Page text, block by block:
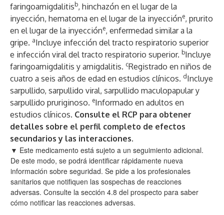
faringoamigdalitisb, hinchazón en el lugar de la
inyección, hematoma en el lugar de la inyeccióne, prurito
en el lugar de la inyeccióne, enfermedad similar a la
gripe. aIncluye infección del tracto respiratorio superior
e infección viral del tracto respiratorio superior. bIncluye
faringoamigdalitis y amigdalitis. cRegistrado en niños de
cuatro a seis años de edad en estudios clínicos. d Incluye
sarpullido, sarpullido viral, sarpullido maculopapular y
sarpullido pruriginoso. eInformado en adultos en
estudios clínicos. Consulte el RCP para obtener
detalles sobre el perfil completo de efectos
secundarios y las interacciones.
▼ Este medicamento está sujeto a un seguimiento adicional.
De este modo, se podrá identificar rápidamente nueva
información sobre seguridad. Se pide a los profesionales
sanitarios que notifiquen las sospechas de reacciones
adversas. Consulte la sección 4.8 del prospecto para saber
cómo notificar las reacciones adversas.